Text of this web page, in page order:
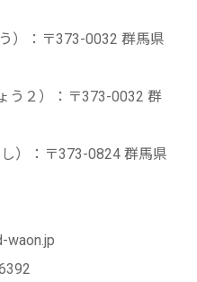
）：〒373-0032 群馬県
う２）：〒373-0032 群
）：〒373-0824 群馬県
waon.jp